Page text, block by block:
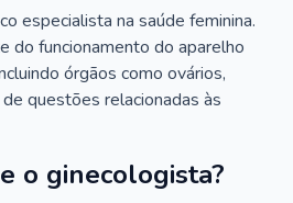
especialista na saúde feminina.
do funcionamento do aparelho
órgãos como ovários,
questões relacionadas às
o ginecologista?